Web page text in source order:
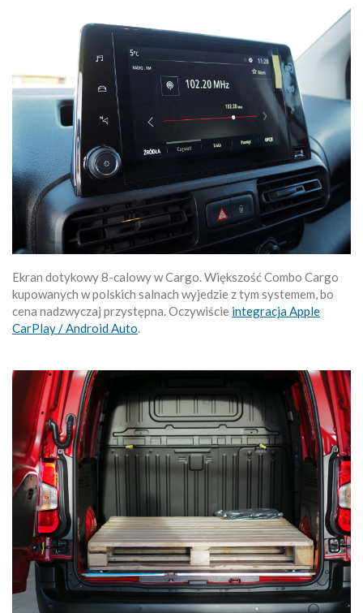
Ekran dotykowy 8-calowy w Cargo. Większość Combo Cargo
kupowanych w polskich salnach wyjedzie z tym systemem, bo
cena nadzwyczaj przystępna. Oczywiście integracja Apple
CarPlay / Android Auto.